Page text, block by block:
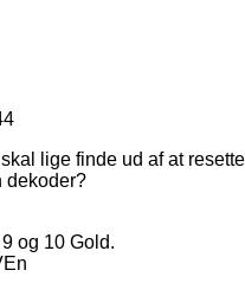
lige finde ud af at
dekoder?
og 10 Gold.